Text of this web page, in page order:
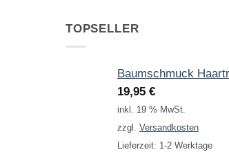
TOPSELLER
Baumschmuck
19,95 €
inkl. 19 % MwSt.
zzgl. Versandkosten
Lieferzeit: 1-2 Werktage